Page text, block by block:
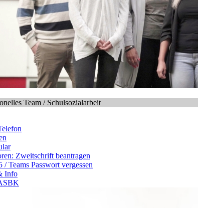
Team / Schulsozialarbeit
Zweitschrift beantragen
Teams Passwort vergessen
Info